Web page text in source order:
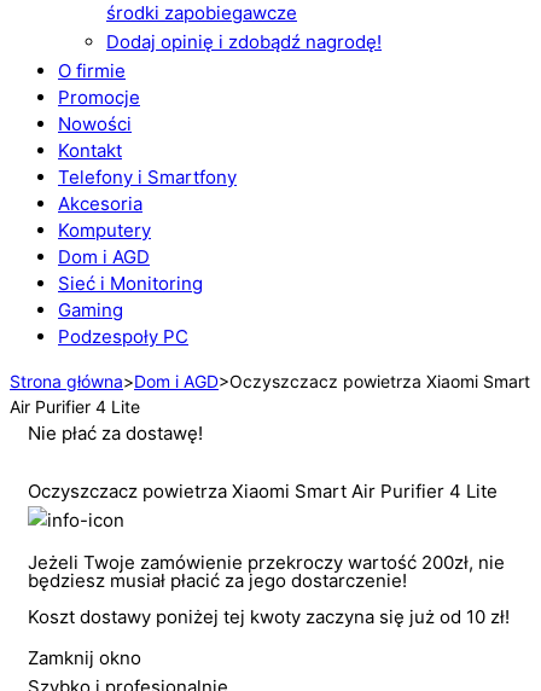
środki zapobiegawcze
Dodaj opinię i zdobądź nagrodę!
O firmie
Promocje
Nowości
Kontakt
Telefony i Smartfony
Akcesoria
Komputery
Dom i AGD
Sieć i Monitoring
Gaming
Podzespoły PC
Strona główna>Dom i AGD>Oczyszczacz powietrza Xiaomi Smart
Air Purifier 4 Lite
Nie płać za dostawę!
Oczyszczacz powietrza Xiaomi Smart Air Purifier 4 Lite
Jeżeli Twoje zamówienie przekroczy wartość 200zł, nie
będziesz musiał płacić za jego dostarczenie!
Koszt dostawy poniżej tej kwoty zaczyna się już od 10 zł!
Zamknij okno